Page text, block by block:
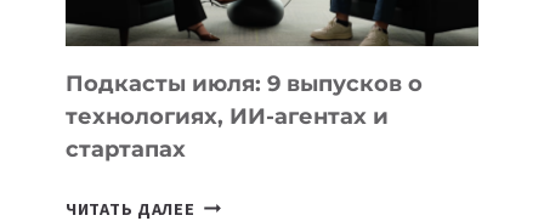
МОДЕЛЕЙ
ДЛЯ
Подкасты июля: 9 выпусков о
технологиях, ИИ-агентах и
стартапах
ЧИТАТЬ ДАЛЕЕ ПОДКАСТЫ